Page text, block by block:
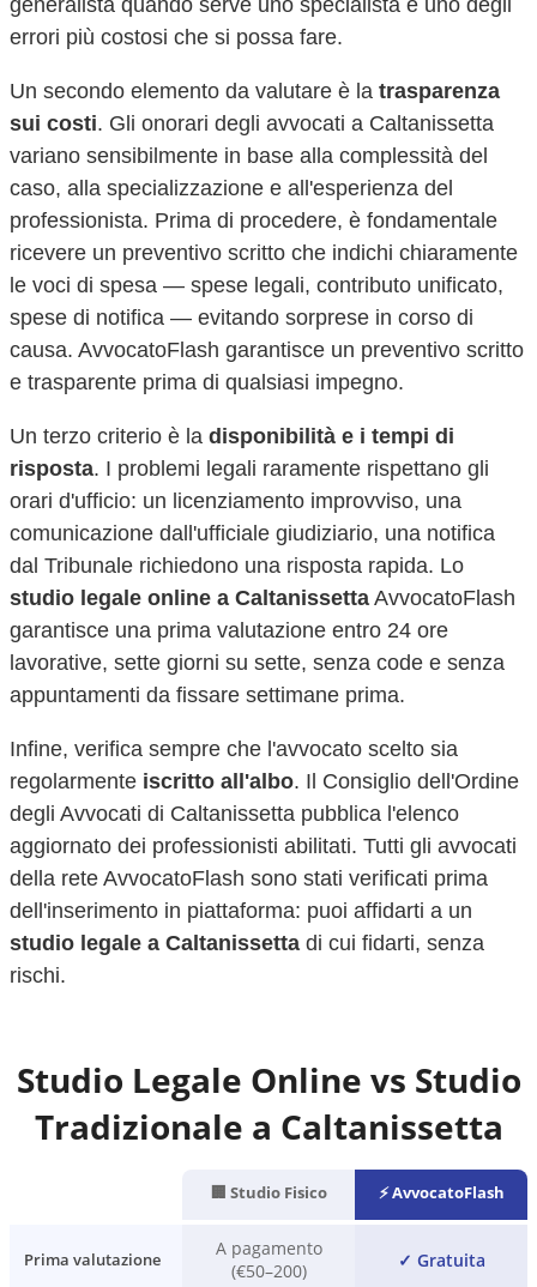
generalista quando serve uno specialista è uno degli
errori più costosi che si possa fare.
Un secondo elemento da valutare è la trasparenza
sui costi. Gli onorari degli avvocati a Caltanissetta
variano sensibilmente in base alla complessità del
caso, alla specializzazione e all'esperienza del
professionista. Prima di procedere, è fondamentale
ricevere un preventivo scritto che indichi chiaramente
le voci di spesa — spese legali, contributo unificato,
spese di notifica — evitando sorprese in corso di
causa. AvvocatoFlash garantisce un preventivo scritto
e trasparente prima di qualsiasi impegno.
Un terzo criterio è la disponibilità e i tempi di
risposta. I problemi legali raramente rispettano gli
orari d'ufficio: un licenziamento improvviso, una
comunicazione dall'ufficiale giudiziario, una notifica
dal Tribunale richiedono una risposta rapida. Lo
studio legale online a Caltanissetta AvvocatoFlash
garantisce una prima valutazione entro 24 ore
lavorative, sette giorni su sette, senza code e senza
appuntamenti da fissare settimane prima.
Infine, verifica sempre che l'avvocato scelto sia
regolarmente iscritto all'albo. Il Consiglio dell'Ordine
degli Avvocati di Caltanissetta pubblica l'elenco
aggiornato dei professionisti abilitati. Tutti gli avvocati
della rete AvvocatoFlash sono stati verificati prima
dell'inserimento in piattaforma: puoi affidarti a un
studio legale a Caltanissetta di cui fidarti, senza
rischi.
Studio Legale Online vs Studio
Tradizionale a Caltanissetta
🏢 Studio Fisico ⚡ AvvocatoFlash
Prima valutazione
A pagamento
(€50–200)
✓ Gratuita